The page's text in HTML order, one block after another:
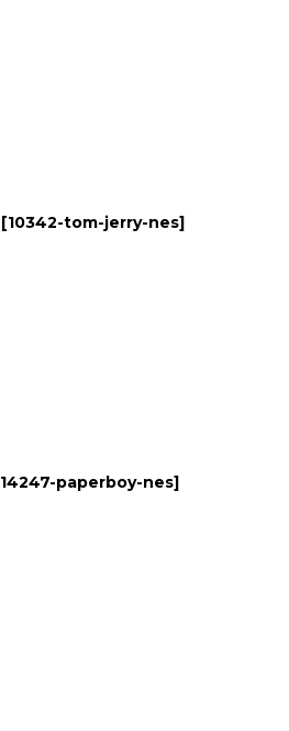
[10342-tom-jerry-nes]
14247-paperboy-nes]